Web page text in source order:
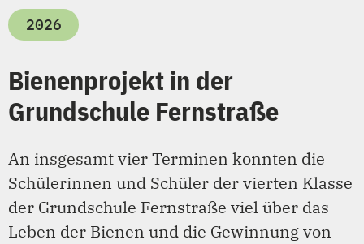
2026
Bienenprojekt in der
Grundschule Fernstraße
An insgesamt vier Terminen konnten die
Schülerinnen und Schüler der vierten Klasse
der Grundschule Fernstraße viel über das
Leben der Bienen und die Gewinnung von